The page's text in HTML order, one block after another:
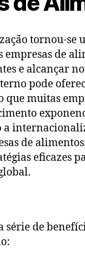
tornou-se
empresas de
e alcançar
pode
que muitas
a
de
eficazes
série de